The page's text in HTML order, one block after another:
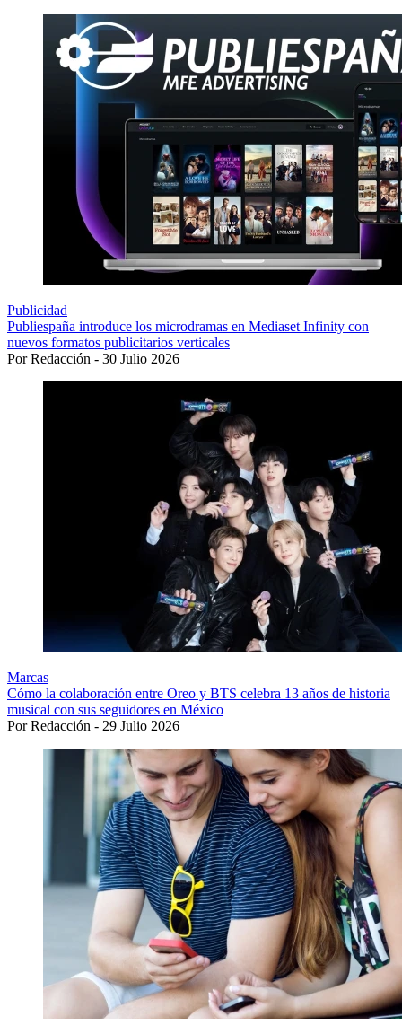
Publicidad
Publiespaña introduce los microdramas en Mediaset Infinity con
nuevos formatos publicitarios verticales
Por Redacción - 30 Julio 2026
Marcas
Cómo la colaboración entre Oreo y BTS celebra 13 años de historia
musical con sus seguidores en México
Por Redacción - 29 Julio 2026